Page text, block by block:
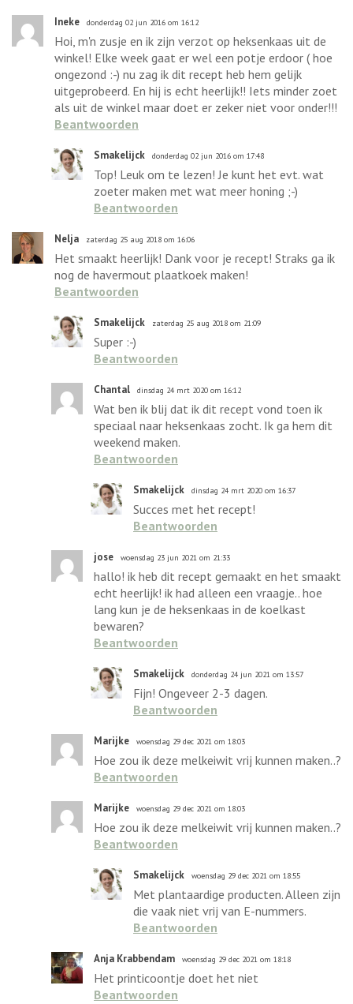
Ineke donderdag 02 jun 2016 om 16:12
Hoi, m'n zusje en ik zijn verzot op heksenkaas uit de
winkel! Elke week gaat er wel een potje erdoor ( hoe
ongezond :-) nu zag ik dit recept heb hem gelijk
uitgeprobeerd. En hij is echt heerlijk!! Iets minder zoet
als uit de winkel maar doet er zeker niet voor onder!!!
Beantwoorden
Smakelijck donderdag 02 jun 2016 om 17:48
Top! Leuk om te lezen! Je kunt het evt. wat
zoeter maken met wat meer honing ;-)
Beantwoorden
Nelja zaterdag 25 aug 2018 om 16:06
Het smaakt heerlijk! Dank voor je recept! Straks ga ik
nog de havermout plaatkoek maken!
Beantwoorden
Smakelijck zaterdag 25 aug 2018 om 21:09
Super :-)
Beantwoorden
Chantal dinsdag 24 mrt 2020 om 16:12
Wat ben ik blij dat ik dit recept vond toen ik
speciaal naar heksenkaas zocht. Ik ga hem dit
weekend maken.
Beantwoorden
Smakelijck dinsdag 24 mrt 2020 om 16:37
Succes met het recept!
Beantwoorden
jose woensdag 23 jun 2021 om 21:33
hallo! ik heb dit recept gemaakt en het smaakt
echt heerlijk! ik had alleen een vraagje.. hoe
lang kun je de heksenkaas in de koelkast
bewaren?
Beantwoorden
Smakelijck donderdag 24 jun 2021 om 13:57
Fijn! Ongeveer 2-3 dagen.
Beantwoorden
Marijke woensdag 29 dec 2021 om 18:03
Hoe zou ik deze melkeiwit vrij kunnen maken..?
Beantwoorden
Marijke woensdag 29 dec 2021 om 18:03
Hoe zou ik deze melkeiwit vrij kunnen maken..?
Beantwoorden
Smakelijck woensdag 29 dec 2021 om 18:55
Met plantaardige producten. Alleen zijn
die vaak niet vrij van E-nummers.
Beantwoorden
Anja Krabbendam woensdag 29 dec 2021 om 18:18
Het printicoontje doet het niet
Beantwoorden